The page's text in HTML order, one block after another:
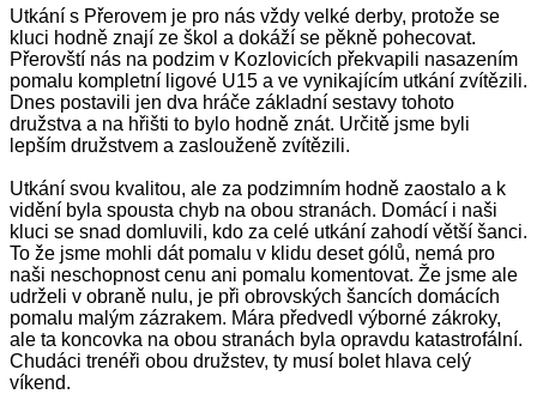
Utkání s Přerovem je pro nás vždy velké derby, protože se
kluci hodně znají ze škol a dokáží se pěkně pohecovat.
Přerovští nás na podzim v Kozlovicích překvapili nasazením
pomalu kompletní ligové U15 a ve vynikajícím utkání zvítězili.
Dnes postavili jen dva hráče základní sestavy tohoto
družstva a na hřišti to bylo hodně znát. Určitě jsme byli
lepším družstvem a zaslouženě zvítězili.
Utkání svou kvalitou, ale za podzimním hodně zaostalo a k
vidění byla spousta chyb na obou stranách. Domácí i naši
kluci se snad domluvili, kdo za celé utkání zahodí větší šanci.
To že jsme mohli dát pomalu v klidu deset gólů, nemá pro
naši neschopnost cenu ani pomalu komentovat. Že jsme ale
udrželi v obraně nulu, je při obrovských šancích domácích
pomalu malým zázrakem. Mára předvedl výborné zákroky,
ale ta koncovka na obou stranách byla opravdu katastrofální.
Chudáci trenéři obou družstev, ty musí bolet hlava celý
víkend.